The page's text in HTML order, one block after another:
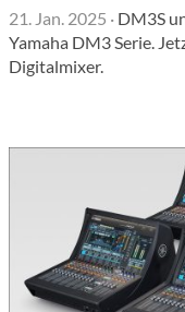
21. Jan. 2025 · DM3S
Yamaha DM3 Serie.
Digitalmixer.